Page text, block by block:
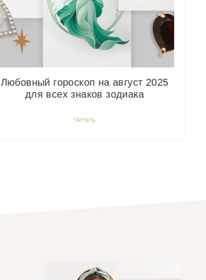
Любовный гороскоп на август 2025
для всех знаков зодиака
Читать